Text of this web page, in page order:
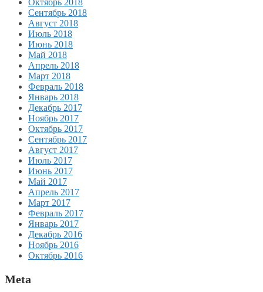
Октябрь 2018
Сентябрь 2018
Август 2018
Июль 2018
Июнь 2018
Май 2018
Апрель 2018
Март 2018
Февраль 2018
Январь 2018
Декабрь 2017
Ноябрь 2017
Октябрь 2017
Сентябрь 2017
Август 2017
Июль 2017
Июнь 2017
Май 2017
Апрель 2017
Март 2017
Февраль 2017
Январь 2017
Декабрь 2016
Ноябрь 2016
Октябрь 2016
Meta